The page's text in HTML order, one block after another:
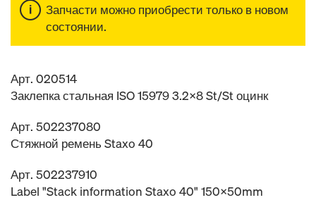
Запчасти можно приобрести только в новом
состоянии.
Арт. 020514
Заклепка стальная ISO 15979 3.2x8 St/St оцинк
Арт. 502237080
Стяжной ремень Staxo 40
Арт. 502237910
Label "Stack information Staxo 40" 150x50mm